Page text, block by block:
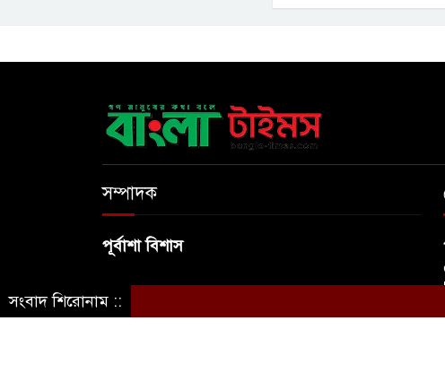
সম্পাদক
পূর্বাশা বিশাস
সংবাদ শিরোনাম ::